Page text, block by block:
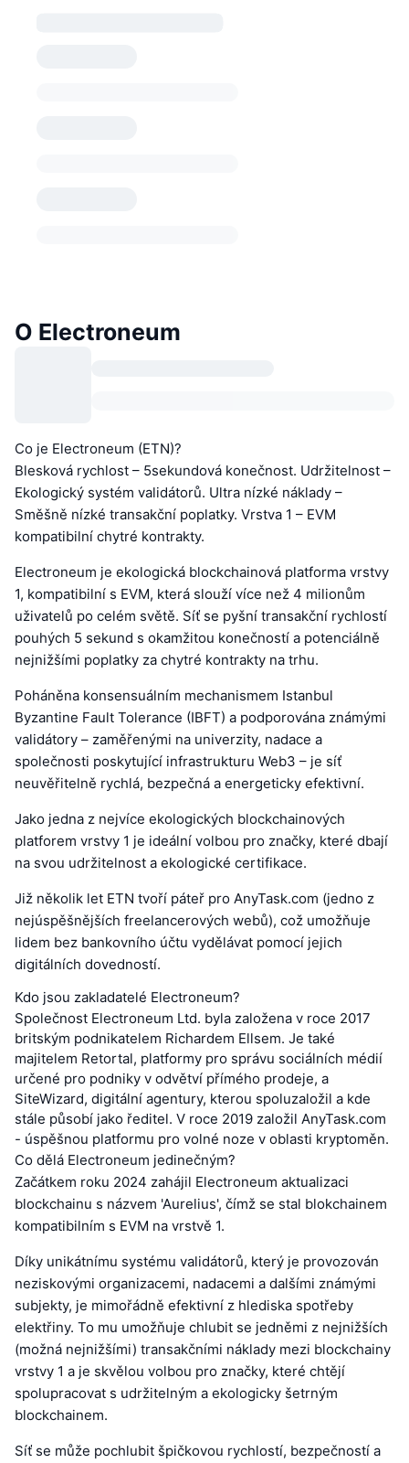
O Electroneum
Co je Electroneum (ETN)?
Blesková rychlost – 5sekundová konečnost. Udržitelnost –
Ekologický systém validátorů. Ultra nízké náklady –
Směšně nízké transakční poplatky. Vrstva 1 – EVM
kompatibilní chytré kontrakty.
Electroneum je ekologická blockchainová platforma vrstvy
1, kompatibilní s EVM, která slouží více než 4 milionům
uživatelů po celém světě. Síť se pyšní transakční rychlostí
pouhých 5 sekund s okamžitou konečností a potenciálně
nejnižšími poplatky za chytré kontrakty na trhu.
Poháněna konsensuálním mechanismem Istanbul
Byzantine Fault Tolerance (IBFT) a podporována známými
validátory – zaměřenými na univerzity, nadace a
společnosti poskytující infrastrukturu Web3 – je síť
neuvěřitelně rychlá, bezpečná a energeticky efektivní.
Jako jedna z nejvíce ekologických blockchainových
platforem vrstvy 1 je ideální volbou pro značky, které dbají
na svou udržitelnost a ekologické certifikace.
Již několik let ETN tvoří páteř pro AnyTask.com (jedno z
nejúspěšnějších freelancerových webů), což umožňuje
lidem bez bankovního účtu vydělávat pomocí jejich
digitálních dovedností.
Kdo jsou zakladatelé Electroneum?
Společnost Electroneum Ltd. byla založena v roce 2017
britským podnikatelem Richardem Ellsem. Je také
majitelem Retortal, platformy pro správu sociálních médií
určené pro podniky v odvětví přímého prodeje, a
SiteWizard, digitální agentury, kterou spoluzaložil a kde
stále působí jako ředitel. V roce 2019 založil AnyTask.com
- úspěšnou platformu pro volné noze v oblasti kryptoměn.
Co dělá Electroneum jedinečným?
Začátkem roku 2024 zahájil Electroneum aktualizaci
blockchainu s názvem 'Aurelius', čímž se stal blokchainem
kompatibilním s EVM na vrstvě 1.
Díky unikátnímu systému validátorů, který je provozován
neziskovými organizacemi, nadacemi a dalšími známými
subjekty, je mimořádně efektivní z hlediska spotřeby
elektřiny. To mu umožňuje chlubit se jedněmi z nejnižších
(možná nejnižšími) transakčními náklady mezi blockchainy
vrstvy 1 a je skvělou volbou pro značky, které chtějí
spolupracovat s udržitelným a ekologicky šetrným
blockchainem.
Síť se může pochlubit špičkovou rychlostí, bezpečností a